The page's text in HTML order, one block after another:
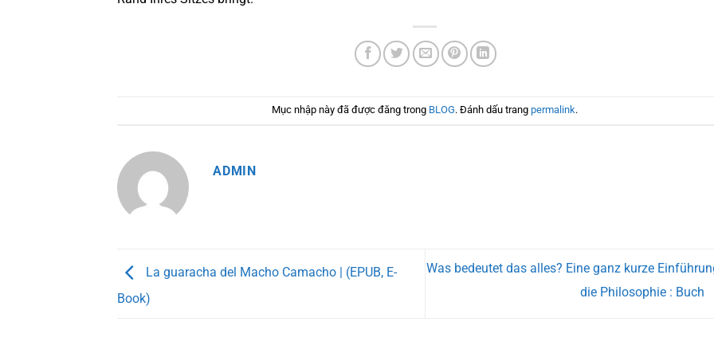
Mục nhập này đã được đăng trong BLOG. Đánh dấu trangpermalink.
ADMIN
La guaracha del Macho Camacho | (EPUB, E-
Book)
Was bedeutet das alles? Eine ganz kurze
die Philosophie : Buch